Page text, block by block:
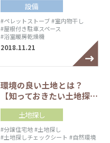
設備
#ペレットストーブ#室内物干し
#屋根付き駐車スペース
#浴室暖房乾燥機
2018.11.21
環境の良い土地とは？
【知っておきたい土地探…
土地探し
#分譲住宅地#土地探し
#土地探しチェックシート #自然環境